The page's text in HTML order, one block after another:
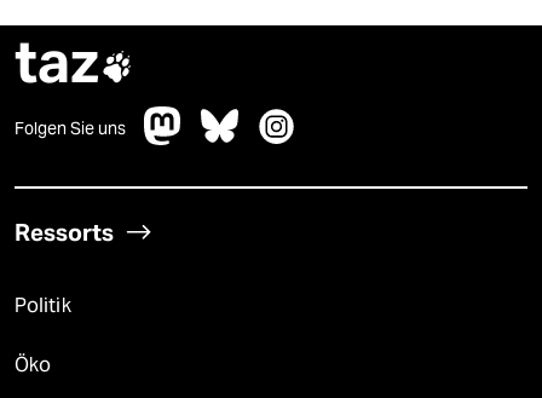
taz
Folgen Sie uns
Ressorts
Politik
Öko